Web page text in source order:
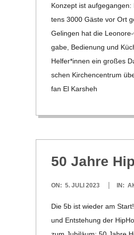
Kon­zept ist
tens 3000 Gäste vor Ort
Gelin­gen hat die
gabe, Bedie­nung und
Helfer*innen ein gro­ßes
schen Kir­chen­cen­trum
fan El Kars­heh
50 Jahre
2023-
ON: 5. JULI 2023 IN:
Die 5b ist wie­der am
und Ent­ste­hung der